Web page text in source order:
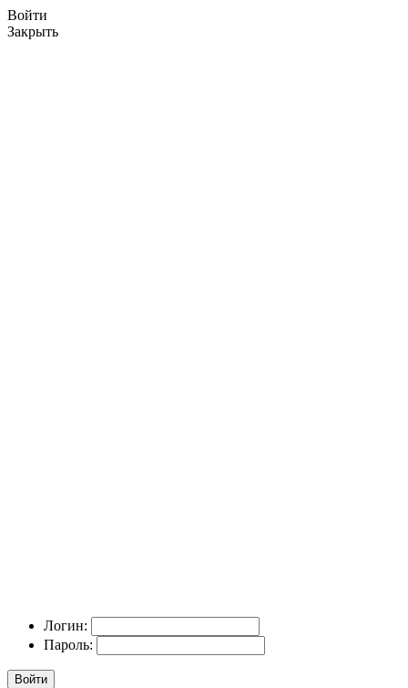
Войти
Закрыть
Логин:
Пароль:
Войти